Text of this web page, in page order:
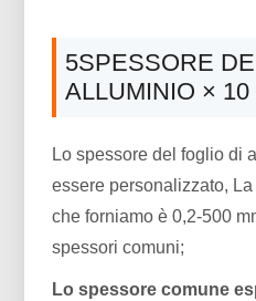
5SPESSORE
ALLUMINIO × 10
Lo spessore del foglio di
essere personalizzato,
che forniamo è 0,2-500
spessori comuni;
Lo spessore comune